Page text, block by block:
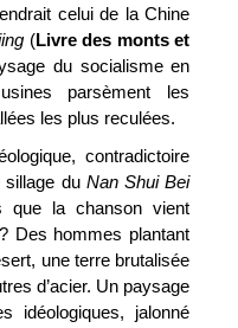
celui de la Chine
(Livre des monts et
du socialisme en
parsèment les
les plus reculées.
contradictoire
sillage du Nan Shui Bei
que la chanson vient
Des hommes plantant
une terre brutalisée
d’acier. Un paysage
idéologiques, jalonné